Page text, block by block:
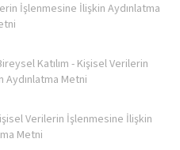
İşlenmesine İlişkin Aydınlatma
Katılım - Kişisel Verilerin
Aydınlatma Metni
Verilerin İşlenmesine İlişkin
Metni